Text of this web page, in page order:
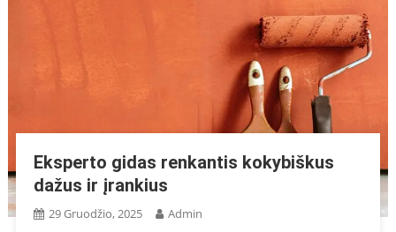
Eksperto gidas renkantis kokybiškus
dažus ir įrankius
29 Gruodžio, 2025 Admin